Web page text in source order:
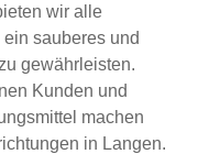
wir alle
sauberes und
gewährleisten.
Kunden und
machen
in Langen.